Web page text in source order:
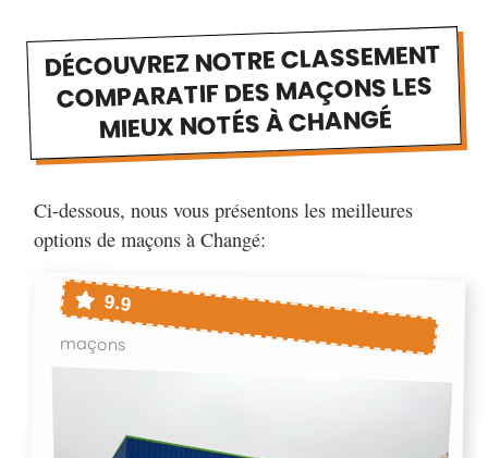
DÉCOUVREZ NOTRE CLASSEMENT
COMPARATIF DES MAÇONS LES
MIEUX NOTÉS À CHANGÉ
Ci-dessous, nous vous présentons les meilleures
options de maçons à Changé:
9.9
maçons